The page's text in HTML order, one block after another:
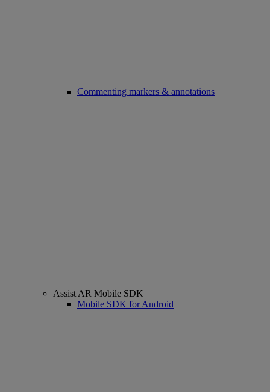
Commenting markers & annotations
Assist AR Mobile SDK
Mobile SDK for Android